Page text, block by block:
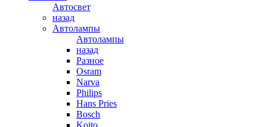
Автосвет
назад
Автолампы
Автолампы
назад
Разное
Osram
Narva
Philips
Hans Pries
Bosch
Koito